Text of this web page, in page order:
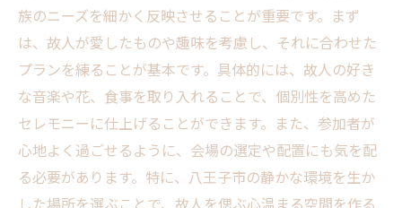
族のニーズを細かく反映させることが重要です。まず
は、故人が愛したものや趣味を考慮し、それに合わせた
プランを練ることが基本です。具体的には、故人の好き
な音楽や花、食事を取り入れることで、個別性を高めた
セレモニーに仕上げることができます。また、参加者が
心地よく過ごせるように、会場の選定や配置にも気を配
る必要があります。特に、八王子市の静かな環境を生か
した場所を選ぶことで、故人を偲ぶ心温まる空間を作る